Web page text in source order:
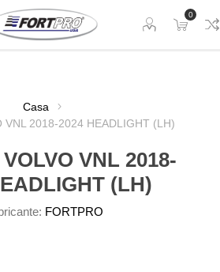
0
Casa
VNL 2018-2024 HEADLIGHT (LH)
VNL 2018-
(LH)
FORTPRO